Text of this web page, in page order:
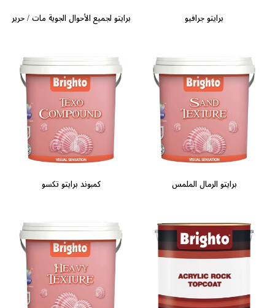
برايتو لجميع الأحوال الجوية مات / حرير برايتو جرافيو
كمبوند برايتو تكسو برايتو الرمال الملمس